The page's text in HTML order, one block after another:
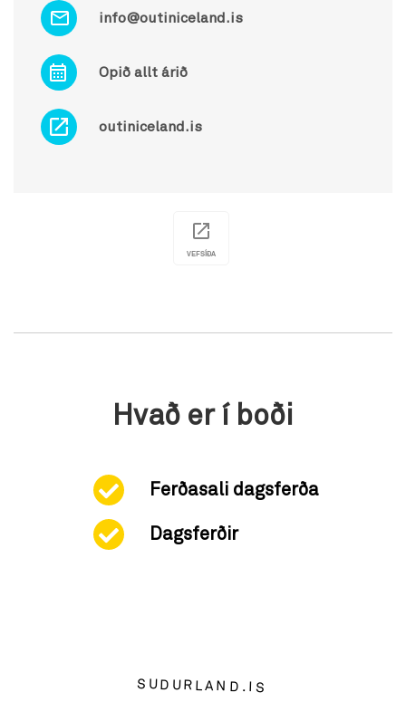
info@outiniceland.is
Opið allt árið
outiniceland.is
VEFSÍÐA
Hvað er í boði
Ferðasali dagsferða
Dagsferðir
SUDURLAND.IS